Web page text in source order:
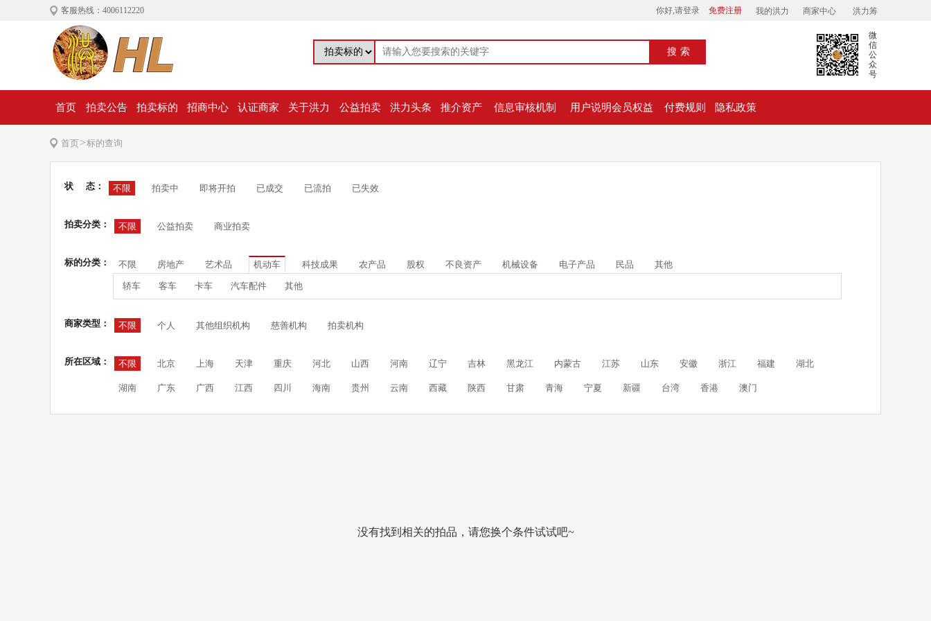
客服热线：4006112220 你好,请登录 免费注册 我的洪力 商家中心 洪力筹
搜索
微
信
公
众
号
首页 拍卖公告 拍卖标的 招商中心 认证商家 关于洪力 公益拍卖 洪力头条 推介资产 信息审核机制 用户说明会员权益 付费规则 隐私政策
首页>标的查询
状 态： 不限 拍卖中 即将开拍 已成交 已流拍 已失效
拍卖分类： 不限 公益拍卖 商业拍卖
标的分类： 不限 房地产 艺术品 机动车 科技成果 农产品 股权 不良资产 机械设备 电子产品 民品 其他
轿车 客车 卡车 汽车配件 其他
商家类型： 不限 个人 其他组织机构 慈善机构 拍卖机构
所在区域： 不限 北京 上海 天津 重庆 河北 山西 河南 辽宁 吉林 黑龙江 内蒙古 江苏 山东 安徽 浙江 福建 湖北
湖南 广东 广西 江西 四川 海南 贵州 云南 西藏 陕西 甘肃 青海 宁夏 新疆 台湾 香港 澳门
没有找到相关的拍品，请您换个条件试试吧~